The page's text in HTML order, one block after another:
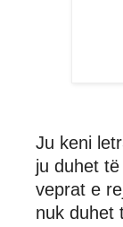
Ju keni
ju duhet
veprat e
nuk duhet